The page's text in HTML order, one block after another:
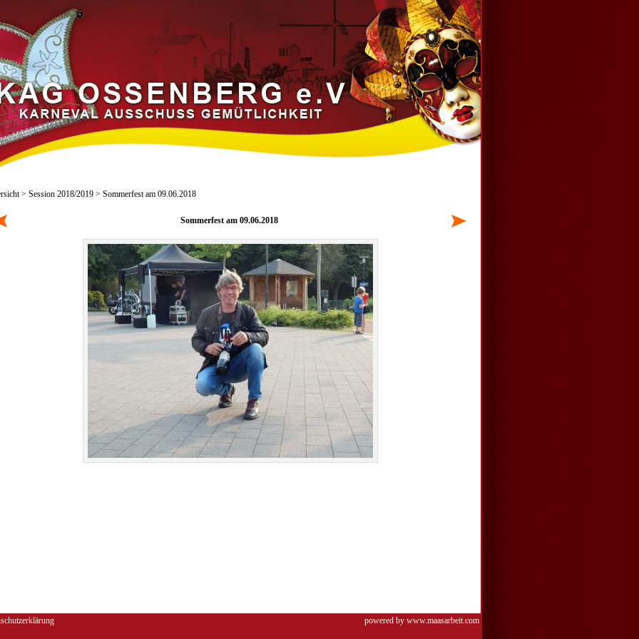
> Session 2018/2019 > Sommerfest am 09.06.2018
Sommerfest am 09.06.2018
powered by www.maasarbeit.com